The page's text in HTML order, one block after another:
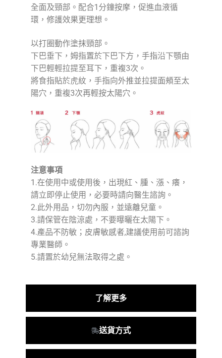
了解更多
送貨方式
全面及頸部。配合1分鐘按摩，促進血液循
環，修護效果更理想。
以打圈動作塗抹頸部。
下巴垂下，姆指置於下巴下方，手指沿下顎由
下巴輕輕拉提至耳下，重複3次。
將食指貼於虎紋，手指向外推並拉提面頰至太
陽穴，重複3次再輕按太陽穴。
注意事項
1.在使用中或使用後，出現紅、腫、漲、癢，
請立即停止使用，必要時請向醫生諮詢。
2.此外用品，切勿內服，並遠離兒童。
3.請保管在陰涼處，不要曝曬在太陽下。
4.產品不防敏；皮膚敏感者,建議使用前可諮詢
專業醫師。
5.請置於幼兒無法取得之處。